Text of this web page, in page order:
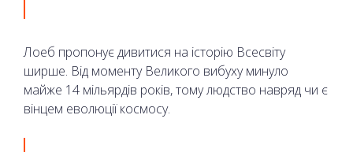
Лоеб пропонує дивитися на історію Всесвіту
ширше. Від моменту Великого вибуху минуло
майже 14 мільярдів років, тому людство навряд чи є
вінцем еволюції космосу.